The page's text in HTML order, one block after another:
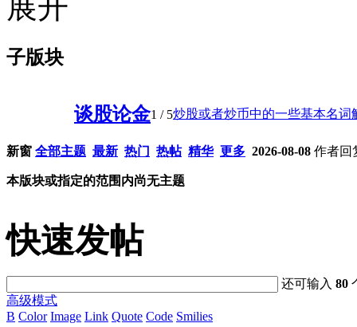
子版块
谈股论金1 / 5炒股或者炒币中的一些基本名词
新窗 全部主题 最新 热门 热帖 精华 更多 2026-08-08 作者回
本版块或指定的范围内尚无主题
快速发帖
还可输入80
高级模式
B Color Image Link Quote Code Smilies